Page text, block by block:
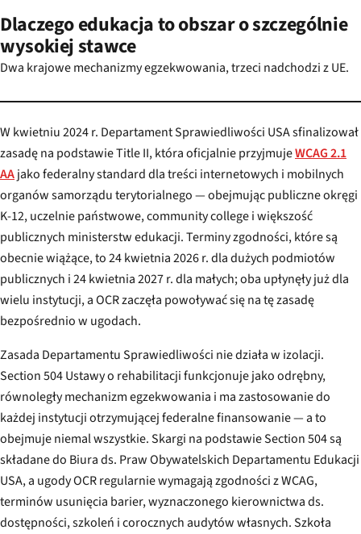
Dlaczego edukacja to obszar o szczególnie
wysokiej stawce
Dwa krajowe mechanizmy egzekwowania, trzeci nadchodzi z UE.
W kwietniu 2024 r. Departament Sprawiedliwości USA sfinalizował
zasadę na podstawie Title II, która oficjalnie przyjmujeWCAG 2.1
AAjako federalny standard dla treści internetowych i mobilnych
organów samorządu terytorialnego — obejmując publiczne okręgi
K-12, uczelnie państwowe, community college i większość
publicznych ministerstw edukacji. Terminy zgodności, które są
obecnie wiążące, to 24 kwietnia 2026 r. dla dużych podmiotów
publicznych i 24 kwietnia 2027 r. dla małych; oba upłynęły już dla
wielu instytucji, a OCR zaczęła powoływać się na tę zasadę
bezpośrednio w ugodach.
Zasada Departamentu Sprawiedliwości nie działa w izolacji.
Section 504 Ustawy o rehabilitacji funkcjonuje jako odrębny,
równoległy mechanizm egzekwowania i ma zastosowanie do
każdej instytucji otrzymującej federalne finansowanie — a to
obejmuje niemal wszystkie. Skargi na podstawie Section 504 są
składane do Biura ds. Praw Obywatelskich Departamentu Edukacji
USA, a ugody OCR regularnie wymagają zgodności z WCAG,
terminów usunięcia barier, wyznaczonego kierownictwa ds.
dostępności, szkoleń i corocznych audytów własnych. Szkoła